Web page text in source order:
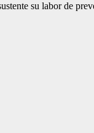
su labor de